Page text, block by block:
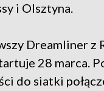
i Olsztyna.
Dreamliner z
28 marca.
do siatki